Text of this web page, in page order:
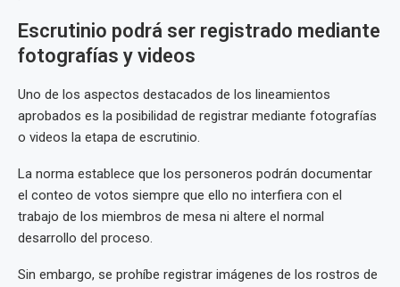
Escrutinio podrá ser registrado mediante
fotografías y videos
Uno de los aspectos destacados de los lineamientos
aprobados es la posibilidad de registrar mediante fotografías
o videos la etapa de escrutinio.
La norma establece que los personeros podrán documentar
el conteo de votos siempre que ello no interfiera con el
trabajo de los miembros de mesa ni altere el normal
desarrollo del proceso.
Sin embargo, se prohíbe registrar imágenes de los rostros de